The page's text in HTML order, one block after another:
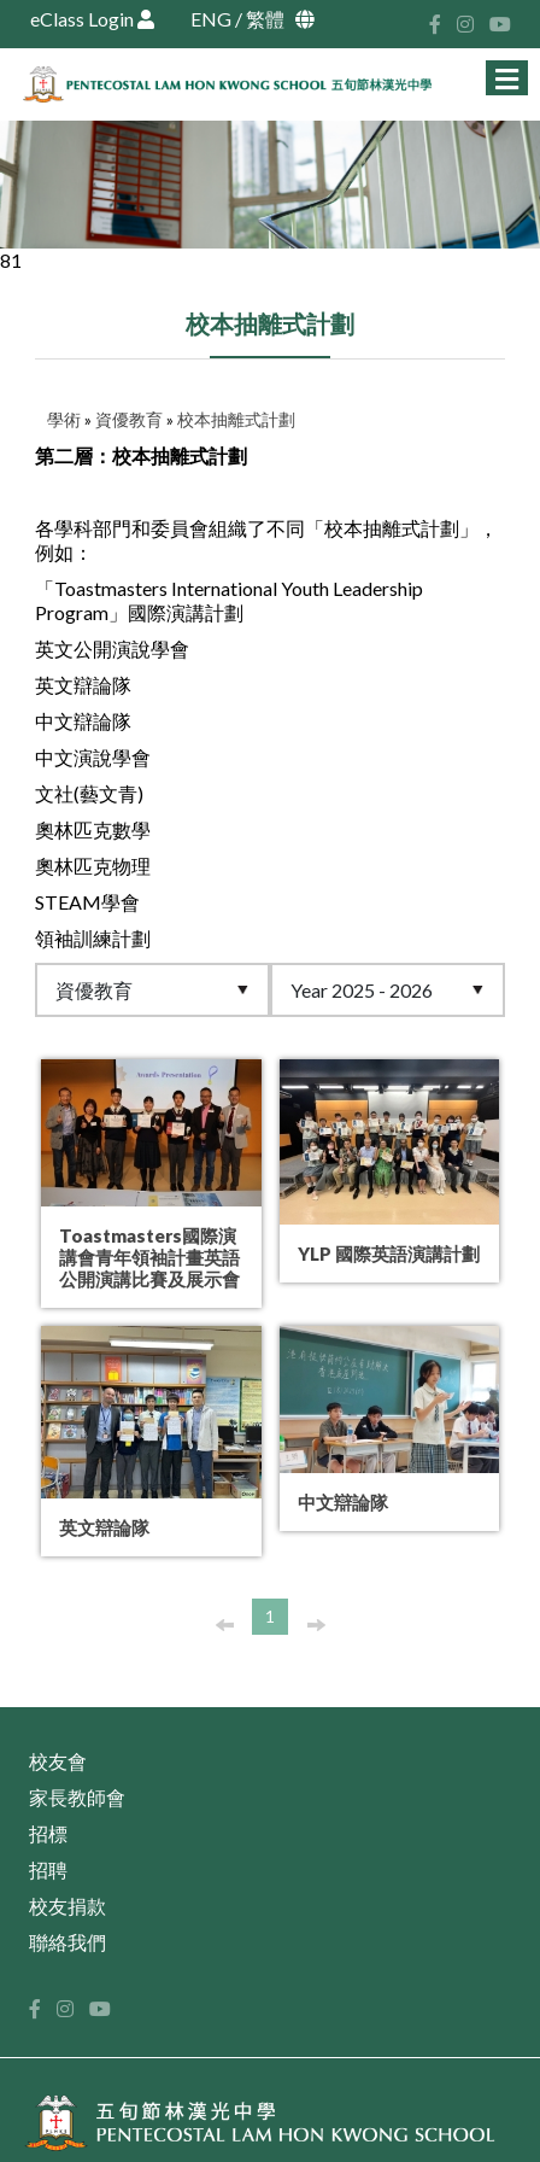
eClass Login ENG /繁體
81
校本抽離式計劃
學術» 資優教育» 校本抽離式計劃
第二層：校本抽離式計劃
各學科部門和委員會組織了不同「校本抽離式計劃」，
例如：
「Toastmasters International Youth Leadership
Program」國際演講計劃
英文公開演說學會
英文辯論隊
中文辯論隊
中文演說學會
文社(藝文青)
奧林匹克數學
奧林匹克物理
STEAM學會
領袖訓練計劃
Toastmasters國際演
講會青年領袖計畫英語
公開演講比賽及展示會
YLP 國際英語演講計劃
英文辯論隊
中文辯論隊
1
校友會
家長教師會
招標
招聘
校友捐款
聯絡我們